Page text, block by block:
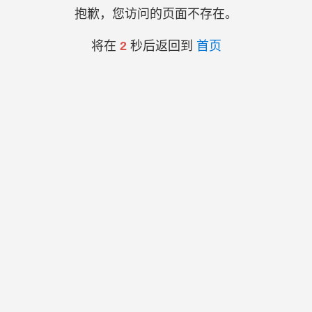
抱歉，您访问的页面不存在。
将在 2秒后返回到 首页